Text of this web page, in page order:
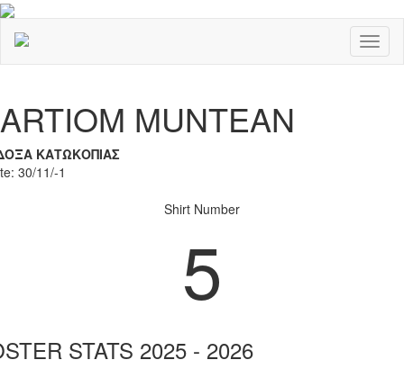
ARTIOM MUNTEAN
ΚΑΤΩΚΟΠΙΑΣ
30/11/-1
Shirt Number
5
STATS 2025 - 2026